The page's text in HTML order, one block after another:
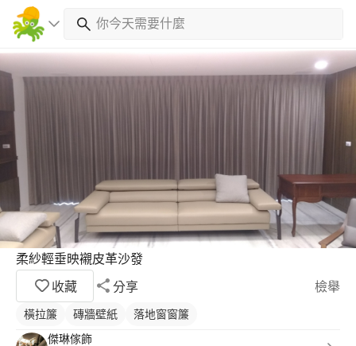
柔紗輕垂映襯皮革沙發
收藏
分享 檢舉
橫拉簾 磚牆壁紙
落地窗窗簾
傑琳傢飾